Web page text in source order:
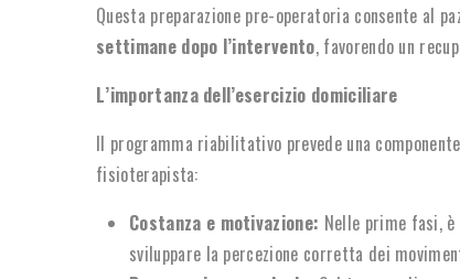
Questa preparazione pre-operatoria consente al
settimane dopo l’intervento, favorendo un
L’importanza dell’esercizio domiciliare
Il programma riabilitativo prevede una
fisioterapista:
Costanza e motivazione: Nelle prime fasi,
sviluppare la percezione corretta dei